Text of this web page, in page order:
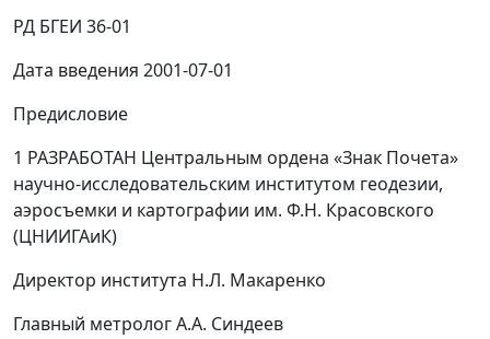
РД БГЕИ 36-01
Дата введения 2001-07-01
Предисловие
1 РАЗРАБОТАН Центральным ордена «Знак Почета»
научно-исследовательским институтом геодезии,
аэросъемки и картографии им. Ф.Н. Красовского
(ЦНИИГАиК)
Директор института Н.Л. Макаренко
Главный метролог А.А. Синдеев